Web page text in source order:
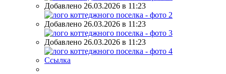
Добавлено 26.03.2026 в 11:23
Добавлено 26.03.2026 в 11:23
Добавлено 26.03.2026 в 11:23
Ссылка